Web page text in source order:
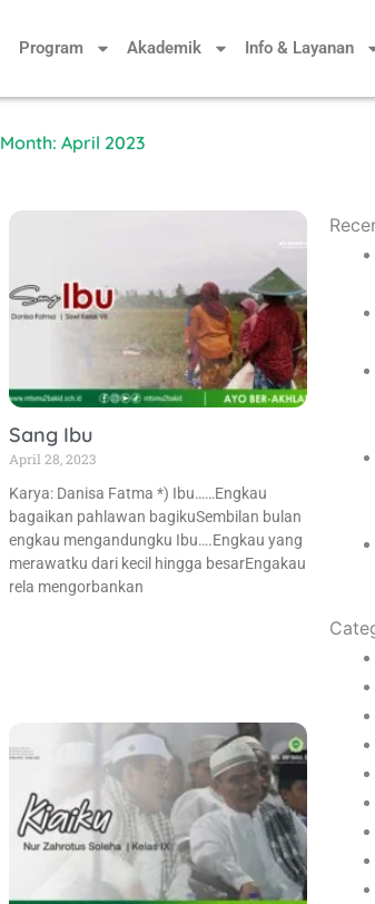
Program Akademik Info & Layanan
Month: April 2023
Sang Ibu
April 28, 2023
Karya: Danisa Fatma *) Ibu……Engkau
bagaikan pahlawan bagikuSembilan bulan
engkau mengandungku Ibu….Engkau yang
merawatku dari kecil hingga besarEngakau
rela mengorbankan